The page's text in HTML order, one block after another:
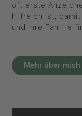
oft erste
hilfreich ist,
und Ihre Familie
Mehr über mich